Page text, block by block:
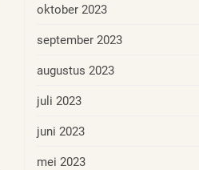
oktober 2023
september 2023
augustus 2023
juli 2023
juni 2023
mei 2023